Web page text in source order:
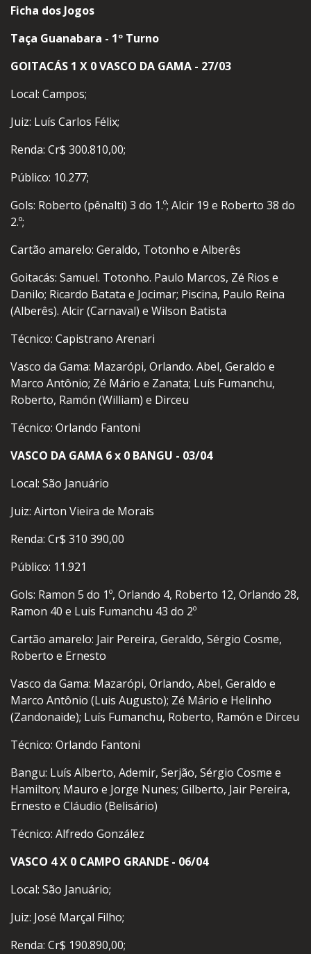
Ficha dos Jogos
Taça Guanabara - 1º Turno
GOITACÁS 1 X 0 VASCO DA GAMA - 27/03
Local: Campos;
Juiz: Luís Carlos Félix;
Renda: Cr$ 300.810,00;
Público: 10.277;
Gols: Roberto (pênalti) 3 do 1.º; Alcir 19 e Roberto 38 do
2.º;
Cartão amarelo: Geraldo, Totonho e Alberês
Goitacás: Samuel. Totonho. Paulo Marcos, Zé Rios e
Danilo; Ricardo Batata e Jocimar; Piscina, Paulo Reina
(Alberês). Alcir (Carnaval) e Wilson Batista
Técnico: Capistrano Arenari
Vasco da Gama: Mazarópi, Orlando. Abel, Geraldo e
Marco Antônio; Zé Mário e Zanata; Luís Fumanchu,
Roberto, Ramón (William) e Dirceu
Técnico: Orlando Fantoni
VASCO DA GAMA 6 x 0 BANGU - 03/04
Local: São Januário
Juiz: Airton Vieira de Morais
Renda: Cr$ 310 390,00
Público: 11.921
Gols: Ramon 5 do 1º, Orlando 4, Roberto 12, Orlando 28,
Ramon 40 e Luis Fumanchu 43 do 2º
Cartão amarelo: Jair Pereira, Geraldo, Sérgio Cosme,
Roberto e Ernesto
Vasco da Gama: Mazarópi, Orlando, Abel, Geraldo e
Marco Antônio (Luis Augusto); Zé Mário e Helinho
(Zandonaide); Luís Fumanchu, Roberto, Ramón e Dirceu
Técnico: Orlando Fantoni
Bangu: Luís Alberto, Ademir, Serjão, Sérgio Cosme e
Hamilton; Mauro e Jorge Nunes; Gilberto, Jair Pereira,
Ernesto e Cláudio (Belisário)
Técnico: Alfredo González
VASCO 4 X 0 CAMPO GRANDE - 06/04
Local: São Januário;
Juiz: José Marçal Filho;
Renda: Cr$ 190.890,00;